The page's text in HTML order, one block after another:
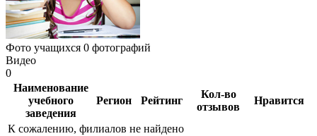
Фото учащихся 0 фотографий
Видео
0
Наименование
учебного
заведения
Регион Рейтинг
Кол-во
отзывов
Нравится
К сожалению, филиалов не найдено